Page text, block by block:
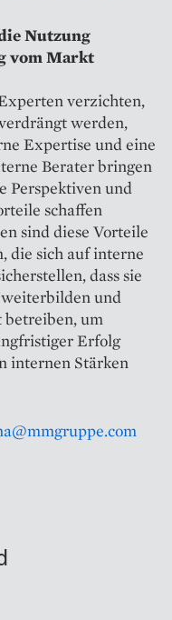
Nutzung
vom Markt
verzichten,
werden,
Expertise und eine
Berater bringen
Perspektiven und
schaffen
sind diese Vorteile
die sich auf interne
dass sie
und
betreiben, um
Erfolg
internen Stärken